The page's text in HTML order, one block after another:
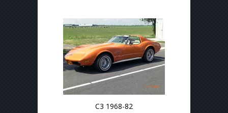
C3 1968-82